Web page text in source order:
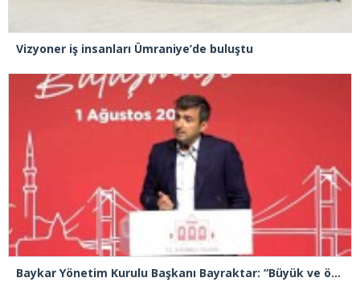
Vizyoner iş insanları Ümraniye’de buluştu
Baykar Yönetim Kurulu Başkanı Bayraktar: “Büyük ve önemli eserler konfor alanının dışında kalmaya razı olanlar tarafından gerçekleştirildi”